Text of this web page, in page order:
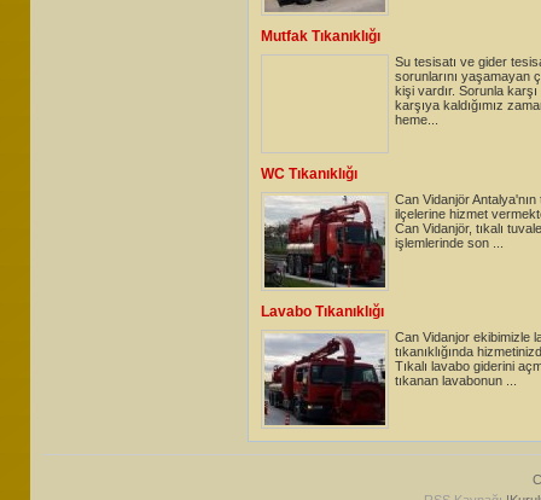
Mutfak Tıkanıklığı
Su tesisatı ve gider
sorunlarını yaşamayan
kişi vardır. Sorunla karşı
karşıya kaldığımız
heme...
WC Tıkanıklığı
Can Vidanjör Antalya'nın
ilçelerine hizmet
Can Vidanjör, tıkalı
işlemlerinde son ...
Lavabo Tıkanıklığı
Can Vidanjor ekibimizle
tıkanıklığında
Tıkalı lavabo giderini
tıkanan lavabonun ...